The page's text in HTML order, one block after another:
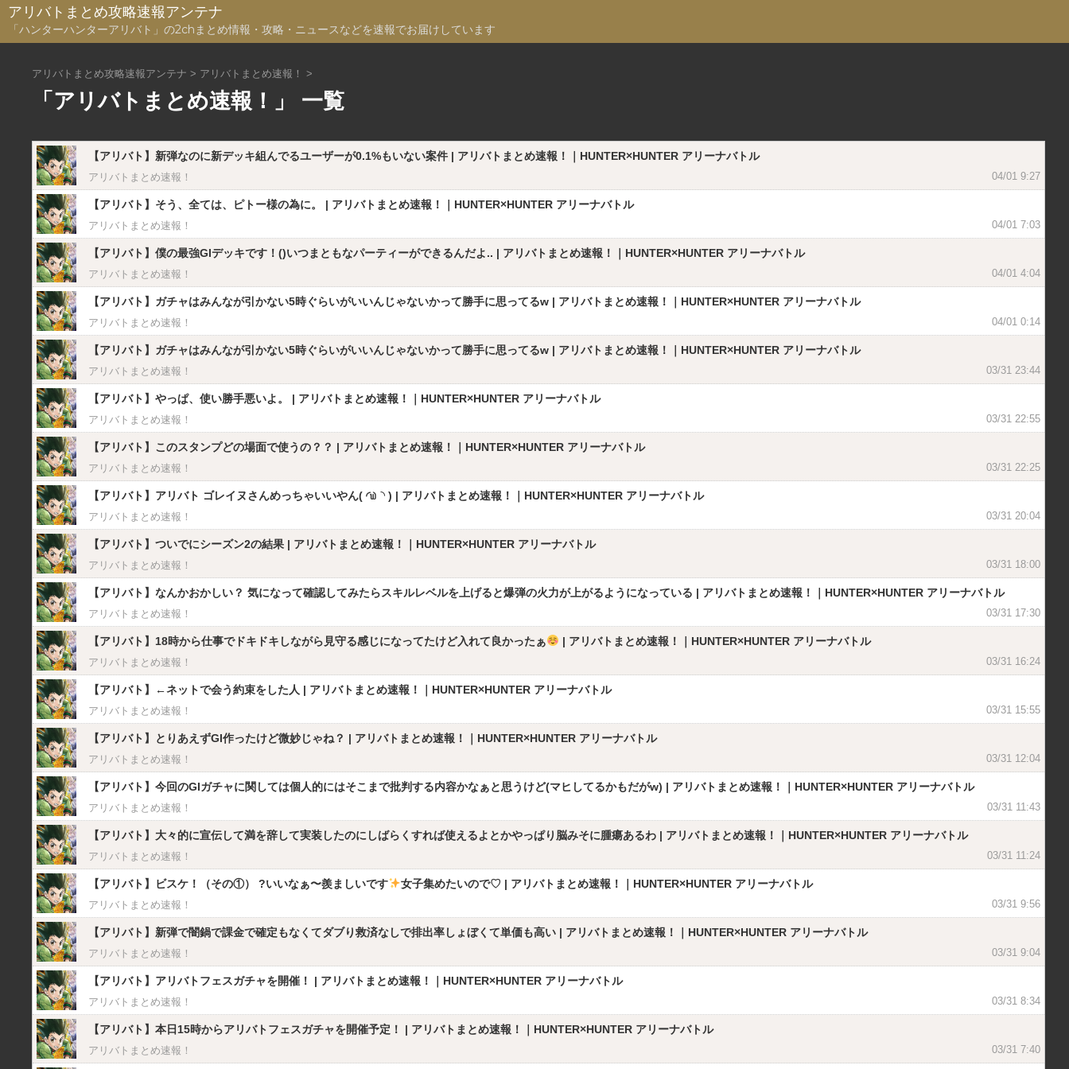
アリバトまとめ攻略速報アンテナ
「ハンターハンターアリバト」の2chまとめ情報・攻略・ニュースなどを速報でお届けしています
アリバトまとめ攻略速報アンテナ > アリバトまとめ速報！ >
「アリバトまとめ速報！」 一覧
【アリバト】新弾なのに新デッキ組んでるユーザーが0.1%もいない案件 | アリバトまとめ速報！｜HUNTER×HUNTER アリーナバトル
04/01 9:27
アリバトまとめ速報！
【アリバト】そう、全ては、ピトー様の為に。 | アリバトまとめ速報！｜HUNTER×HUNTER アリーナバトル
04/01 7:03
アリバトまとめ速報！
【アリバト】僕の最強GIデッキです！()いつまともなパーティーができるんだよ.. | アリバトまとめ速報！｜HUNTER×HUNTER アリーナバトル
04/01 4:04
アリバトまとめ速報！
【アリバト】ガチャはみんなが引かない5時ぐらいがいいんじゃないかって勝手に思ってるw | アリバトまとめ速報！｜HUNTER×HUNTER アリーナバトル
04/01 0:14
アリバトまとめ速報！
【アリバト】ガチャはみんなが引かない5時ぐらいがいいんじゃないかって勝手に思ってるw | アリバトまとめ速報！｜HUNTER×HUNTER アリーナバトル
03/31 23:44
アリバトまとめ速報！
【アリバト】やっぱ、使い勝手悪いよ。 | アリバトまとめ速報！｜HUNTER×HUNTER アリーナバトル
03/31 22:55
アリバトまとめ速報！
【アリバト】このスタンプどの場面で使うの？？ | アリバトまとめ速報！｜HUNTER×HUNTER アリーナバトル
03/31 22:25
アリバトまとめ速報！
【アリバト】アリバト ゴレイヌさんめっちゃいいやん( ◜௰◝ ) | アリバトまとめ速報！｜HUNTER×HUNTER アリーナバトル
03/31 20:04
アリバトまとめ速報！
【アリバト】ついでにシーズン2の結果 | アリバトまとめ速報！｜HUNTER×HUNTER アリーナバトル
03/31 18:00
アリバトまとめ速報！
【アリバト】なんかおかしい？ 気になって確認してみたらスキルレベルを上げると爆弾の火力が上がるようになっている | アリバトまとめ速報！｜HUNTER×HUNTER アリーナバトル
03/31 17:30
アリバトまとめ速報！
【アリバト】18時から仕事でドキドキしながら見守る感じになってたけど入れて良かったぁ | アリバトまとめ速報！｜HUNTER×HUNTER アリーナバトル
03/31 16:24
アリバトまとめ速報！
【アリバト】←ネットで会う約束をした人 | アリバトまとめ速報！｜HUNTER×HUNTER アリーナバトル
03/31 15:55
アリバトまとめ速報！
【アリバト】とりあえずGI作ったけど微妙じゃね？ | アリバトまとめ速報！｜HUNTER×HUNTER アリーナバトル
03/31 12:04
アリバトまとめ速報！
【アリバト】今回のGIガチャに関しては個人的にはそこまで批判する内容かなぁと思うけど(マヒしてるかもだがw) | アリバトまとめ速報！｜HUNTER×HUNTER アリーナバトル
03/31 11:43
アリバトまとめ速報！
【アリバト】大々的に宣伝して満を辞して実装したのにしばらくすれば使えるよとかやっぱり脳みそに腫瘍あるわ | アリバトまとめ速報！｜HUNTER×HUNTER アリーナバトル
03/31 11:24
アリバトまとめ速報！
【アリバト】ビスケ！（その①） ?いいなぁ〜羨ましいです 女子集めたいので♡ | アリバトまとめ速報！｜HUNTER×HUNTER アリーナバトル
03/31 9:56
アリバトまとめ速報！
【アリバト】新弾で闇鍋で課金で確定もなくてダブり救済なしで排出率しょぼくて単価も高い | アリバトまとめ速報！｜HUNTER×HUNTER アリーナバトル
03/31 9:04
アリバトまとめ速報！
【アリバト】アリバトフェスガチャを開催！ | アリバトまとめ速報！｜HUNTER×HUNTER アリーナバトル
03/31 8:34
アリバトまとめ速報！
【アリバト】本日15時からアリバトフェスガチャを開催予定！ | アリバトまとめ速報！｜HUNTER×HUNTER アリーナバトル
03/31 7:40
アリバトまとめ速報！